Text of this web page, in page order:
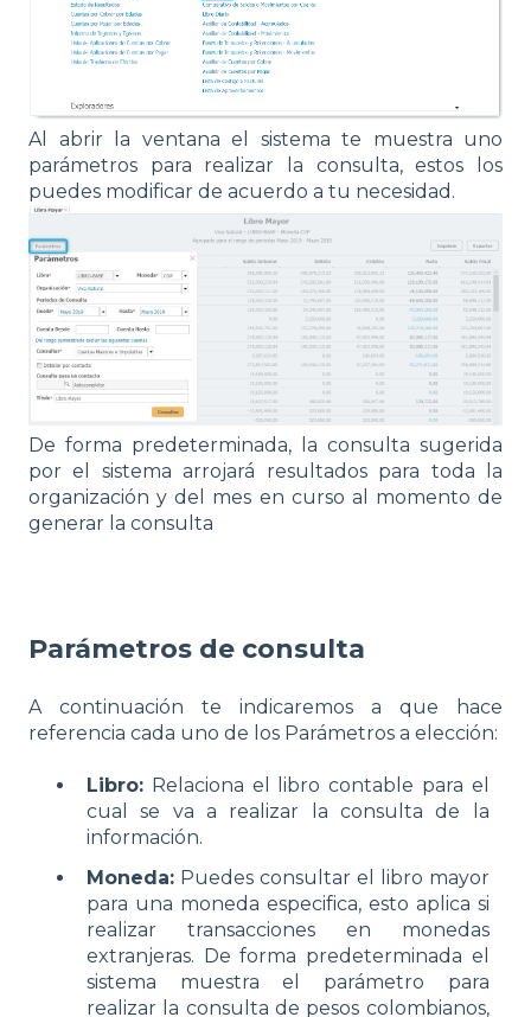
Al abrir la ventana el sistema te muestra uno
parámetros para realizar la consulta, estos los
puedes modificar de acuerdo a tu necesidad.
De forma predeterminada, la consulta sugerida
por el sistema arrojará resultados para toda la
organización y del mes en curso al momento de
generar la consulta
Parámetros de consulta
A continuación te indicaremos a que hace
referencia cada uno de los Parámetros a elección:
Libro: Relaciona el libro contable para el
cual se va a realizar la consulta de la
información.
Moneda: Puedes consultar el libro mayor
para una moneda especifica, esto aplica si
realizar transacciones en monedas
extranjeras. De forma predeterminada el
sistema muestra el parámetro para
realizar la consulta de pesos colombianos,